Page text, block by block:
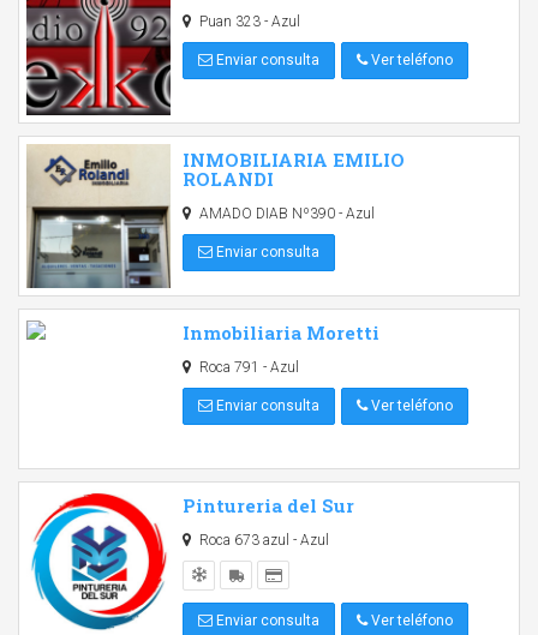
Puan 323 - Azul
Enviar consulta Ver teléfono
INMOBILIARIA EMILIO
ROLANDI
AMADO DIAB Nº390 - Azul
Enviar consulta
Inmobiliaria Moretti
Roca 791 - Azul
Enviar consulta Ver teléfono
Pintureria del Sur
Roca 673 azul - Azul
Enviar consulta Ver teléfono